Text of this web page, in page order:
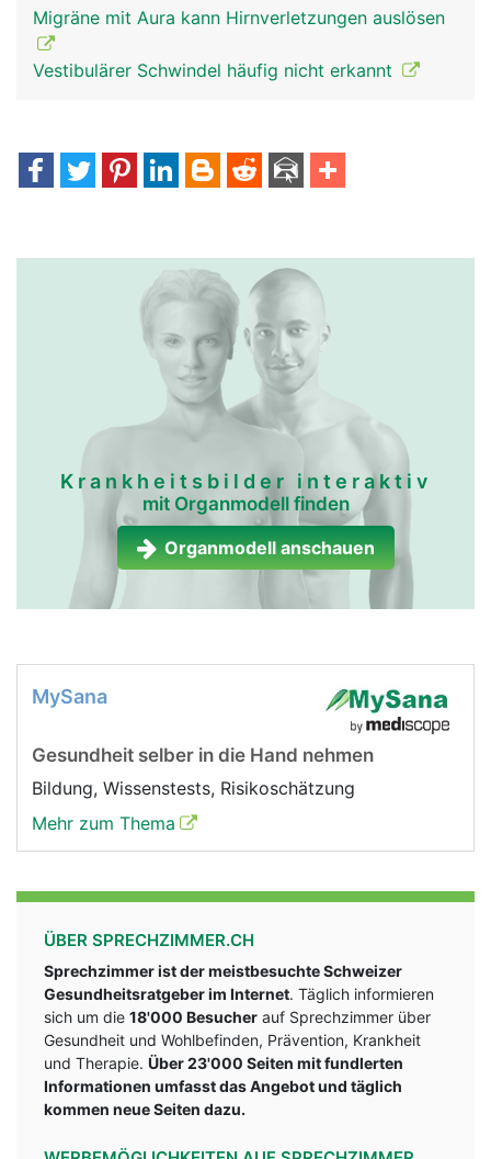
Migräne mit Aura kann Hirnverletzungen auslösen
Vestibulärer Schwindel häufig nicht erkannt
Krankheitsbilder interaktiv
mit Organmodell finden
Organmodell anschauen
MySana
Gesundheit selber in die Hand nehmen
Bildung, Wissenstests, Risikoschätzung
Mehr zum Thema
ÜBER SPRECHZIMMER.CH
Sprechzimmer ist der meistbesuchte Schweizer
Gesundheitsratgeber im Internet. Täglich informieren
sich um die 18'000 Besucher auf Sprechzimmer über
Gesundheit und Wohlbefinden, Prävention, Krankheit
und Therapie. Über 23'000 Seiten mit fundlerten
Informationen umfasst das Angebot und täglich
kommen neue Seiten dazu.